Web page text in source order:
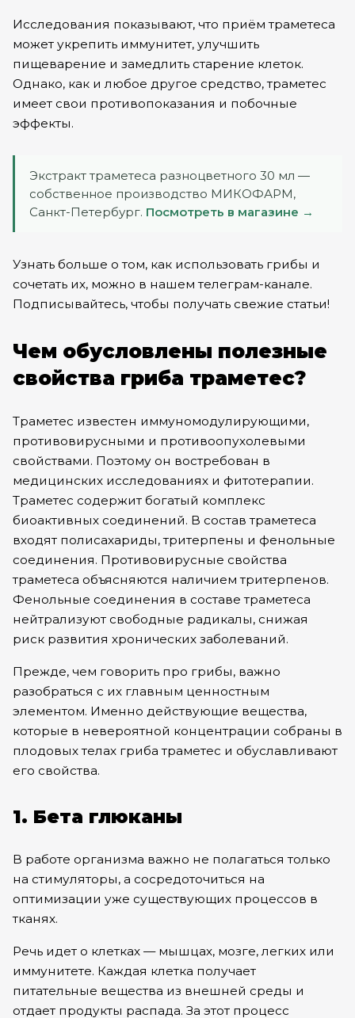
Исследования показывают, что приём траметеса
может укрепить иммунитет, улучшить
пищеварение и замедлить старение клеток.
Однако, как и любое другое средство, траметес
имеет свои противопоказания и побочные
эффекты.
Экстракт траметеса разноцветного 30 мл —
собственное производство МИКОФАРМ,
Санкт-Петербург. Посмотреть в магазине →
Узнать больше о том, как использовать грибы и
сочетать их, можно в нашемтелеграм-канале.
Подписывайтесь, чтобы получать свежие статьи!
Чем обусловлены полезные
свойства гриба траметес?
Траметес известен иммуномодулирующими,
противовирусными и противоопухолевыми
свойствами. Поэтому он востребован в
медицинских исследованиях и фитотерапии.
Траметес содержит богатый комплекс
биоактивных соединений. В состав траметеса
входят полисахариды, тритерпены и фенольные
соединения. Противовирусные свойства
траметеса объясняются наличием тритерпенов.
Фенольные соединения в составе траметеса
нейтрализуют свободные радикалы, снижая
риск развития хронических заболеваний.
Прежде, чем говорить про грибы, важно
разобраться с их главным ценностным
элементом. Именно действующие вещества,
которые в невероятной концентрации собраны в
плодовых телах гриба траметес и обуславливают
его свойства.
1. Бета глюканы
В работе организма важно не полагаться только
на стимуляторы, а сосредоточиться на
оптимизации уже существующих процессов в
тканях.
Речь идет о клетках — мышцах, мозге, легких или
иммунитете. Каждая клетка получает
питательные вещества из внешней среды и
отдает продукты распада. За этот процесс